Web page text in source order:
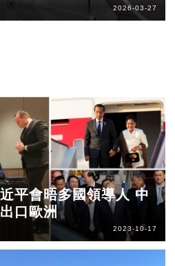
2026-03-27
平會晤多國領導人 中
口歐洲
2023-10-17